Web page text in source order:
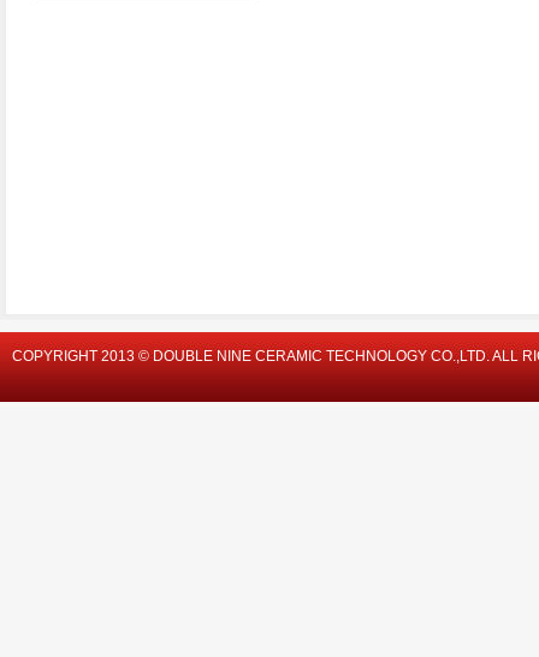
COPYRIGHT 2013 © DOUBLE NINE CERAMIC TECHNOLOGY CO.,LTD. ALL